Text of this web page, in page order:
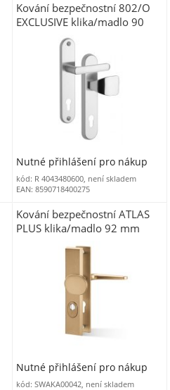
Kování bezpečnostní 802/O
EXCLUSIVE klika/madlo 90
mm vložka chrom nerez 0100
(R 8029OMOC)
Nutné přihlášení pro nákup
kód: R 4043480600, není skladem
EAN: 8590718400275
Kování bezpečnostní ATLAS
PLUS klika/madlo 92 mm
Nutné přihlášení pro nákup
kód: SWAKA00042, není skladem